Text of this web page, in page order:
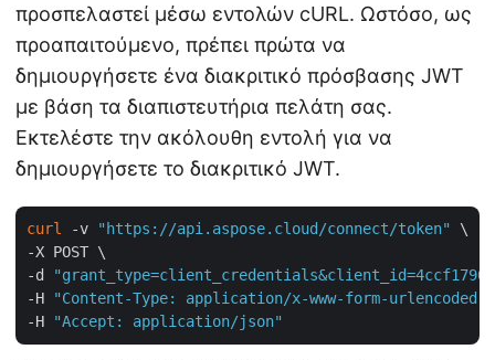
προσπελαστεί μέσω εντολών cURL. Ωστόσο, ως
προαπαιτούμενο, πρέπει πρώτα να
δημιουργήσετε ένα διακριτικό πρόσβασης JWT
με βάση τα διαπιστευτήρια πελάτη σας.
Εκτελέστε την ακόλουθη εντολή για να
δημιουργήσετε το διακριτικό JWT.
curl -v "https://api.aspose.cloud/connect/token"
\
-X POST \
-d
"grant_type=client_credentials&client_id=4ccf1790-
-H
"Content-Type: application/x-www-form-urlencoded"
-H
"Accept: application/json"